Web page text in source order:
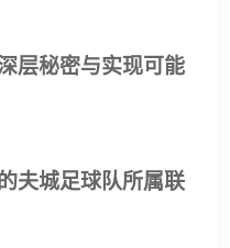
层秘密与实现可能
夫城足球队所属联